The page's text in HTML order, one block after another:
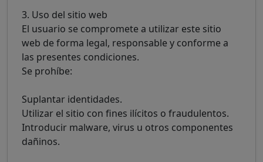
3. Uso del sitio web
El usuario se compromete a utilizar este sitio
web de forma legal, responsable y conforme a
las presentes condiciones.
Se prohíbe:
Suplantar identidades.
Utilizar el sitio con fines ilícitos o fraudulentos.
Introducir malware, virus u otros componentes
dañinos.